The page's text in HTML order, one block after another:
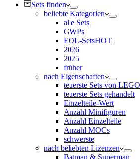
Sets finden
beliebte Kategorien
alle Sets
GWPs
EOL-SetsHOT
2026
2025
früher
nach Eigenschaften
teuerste Sets von LEGO
teuerste Sets gehandelt
Einzelteile-Wert
Anzahl Minifiguren
Anzahl Einzelteile
Anzahl MOCs
schwerste
nach beliebten Lizenzen
Batman & Superman